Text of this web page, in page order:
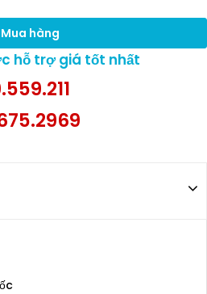
Mua hàng
hỗ trợ giá tốt nhất